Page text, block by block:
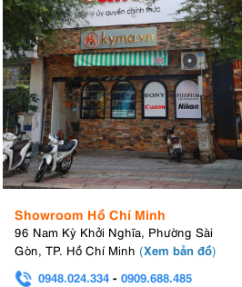
Showroom Hồ Chí Minh
96 Nam Kỳ Khởi Nghĩa, Phường Sài
Gòn, TP. Hồ Chí Minh (Xem bản đồ)
0948.024.334 - 0909.688.485